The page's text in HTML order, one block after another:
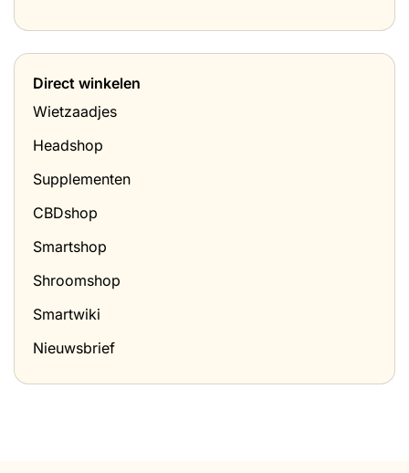
en
Nederland
Direct winkelen
Wietzaadjes
Headshop
Supplementen
CBDshop
Smartshop
Shroomshop
Smartwiki
Nieuwsbrief